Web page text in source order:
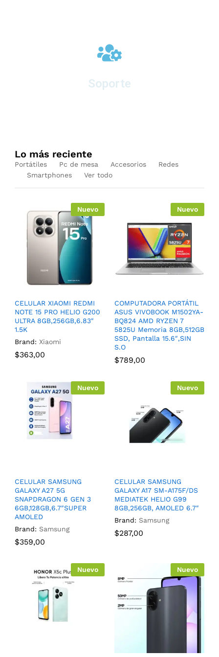
Soporte
Lo más reciente
Portátiles Pc de mesa Accesorios
Redes
Smartphones
Ver todo
Nuevo
CELULAR XIAOMI REDMI
NOTE 15 PRO HELIO G200
ULTRA 8GB,256GB,6.83″
1.5K
Brand: Xiaomi
$363,00
Nuevo
COMPUTADORA PORTÁTIL
ASUS VIVOBOOK M1502YA-
BQ824 AMD RYZEN 7
5825U Memoria 8GB,512GB
SSD, Pantalla 15.6″,SIN
S.O
$789,00
Nuevo
CELULAR SAMSUNG
GALAXY A27 5G
SNAPDRAGON 6 GEN 3
6GB,128GB,6.7″SUPER
AMOLED
Brand: Samsung
$359,00
Nuevo
CELULAR SAMSUNG
GALAXY A17 SM-A175F/DS
MEDIATEK HELIO G99
8GB,256GB, AMOLED 6.7″
Brand: Samsung
$287,00
Nuevo Nuevo